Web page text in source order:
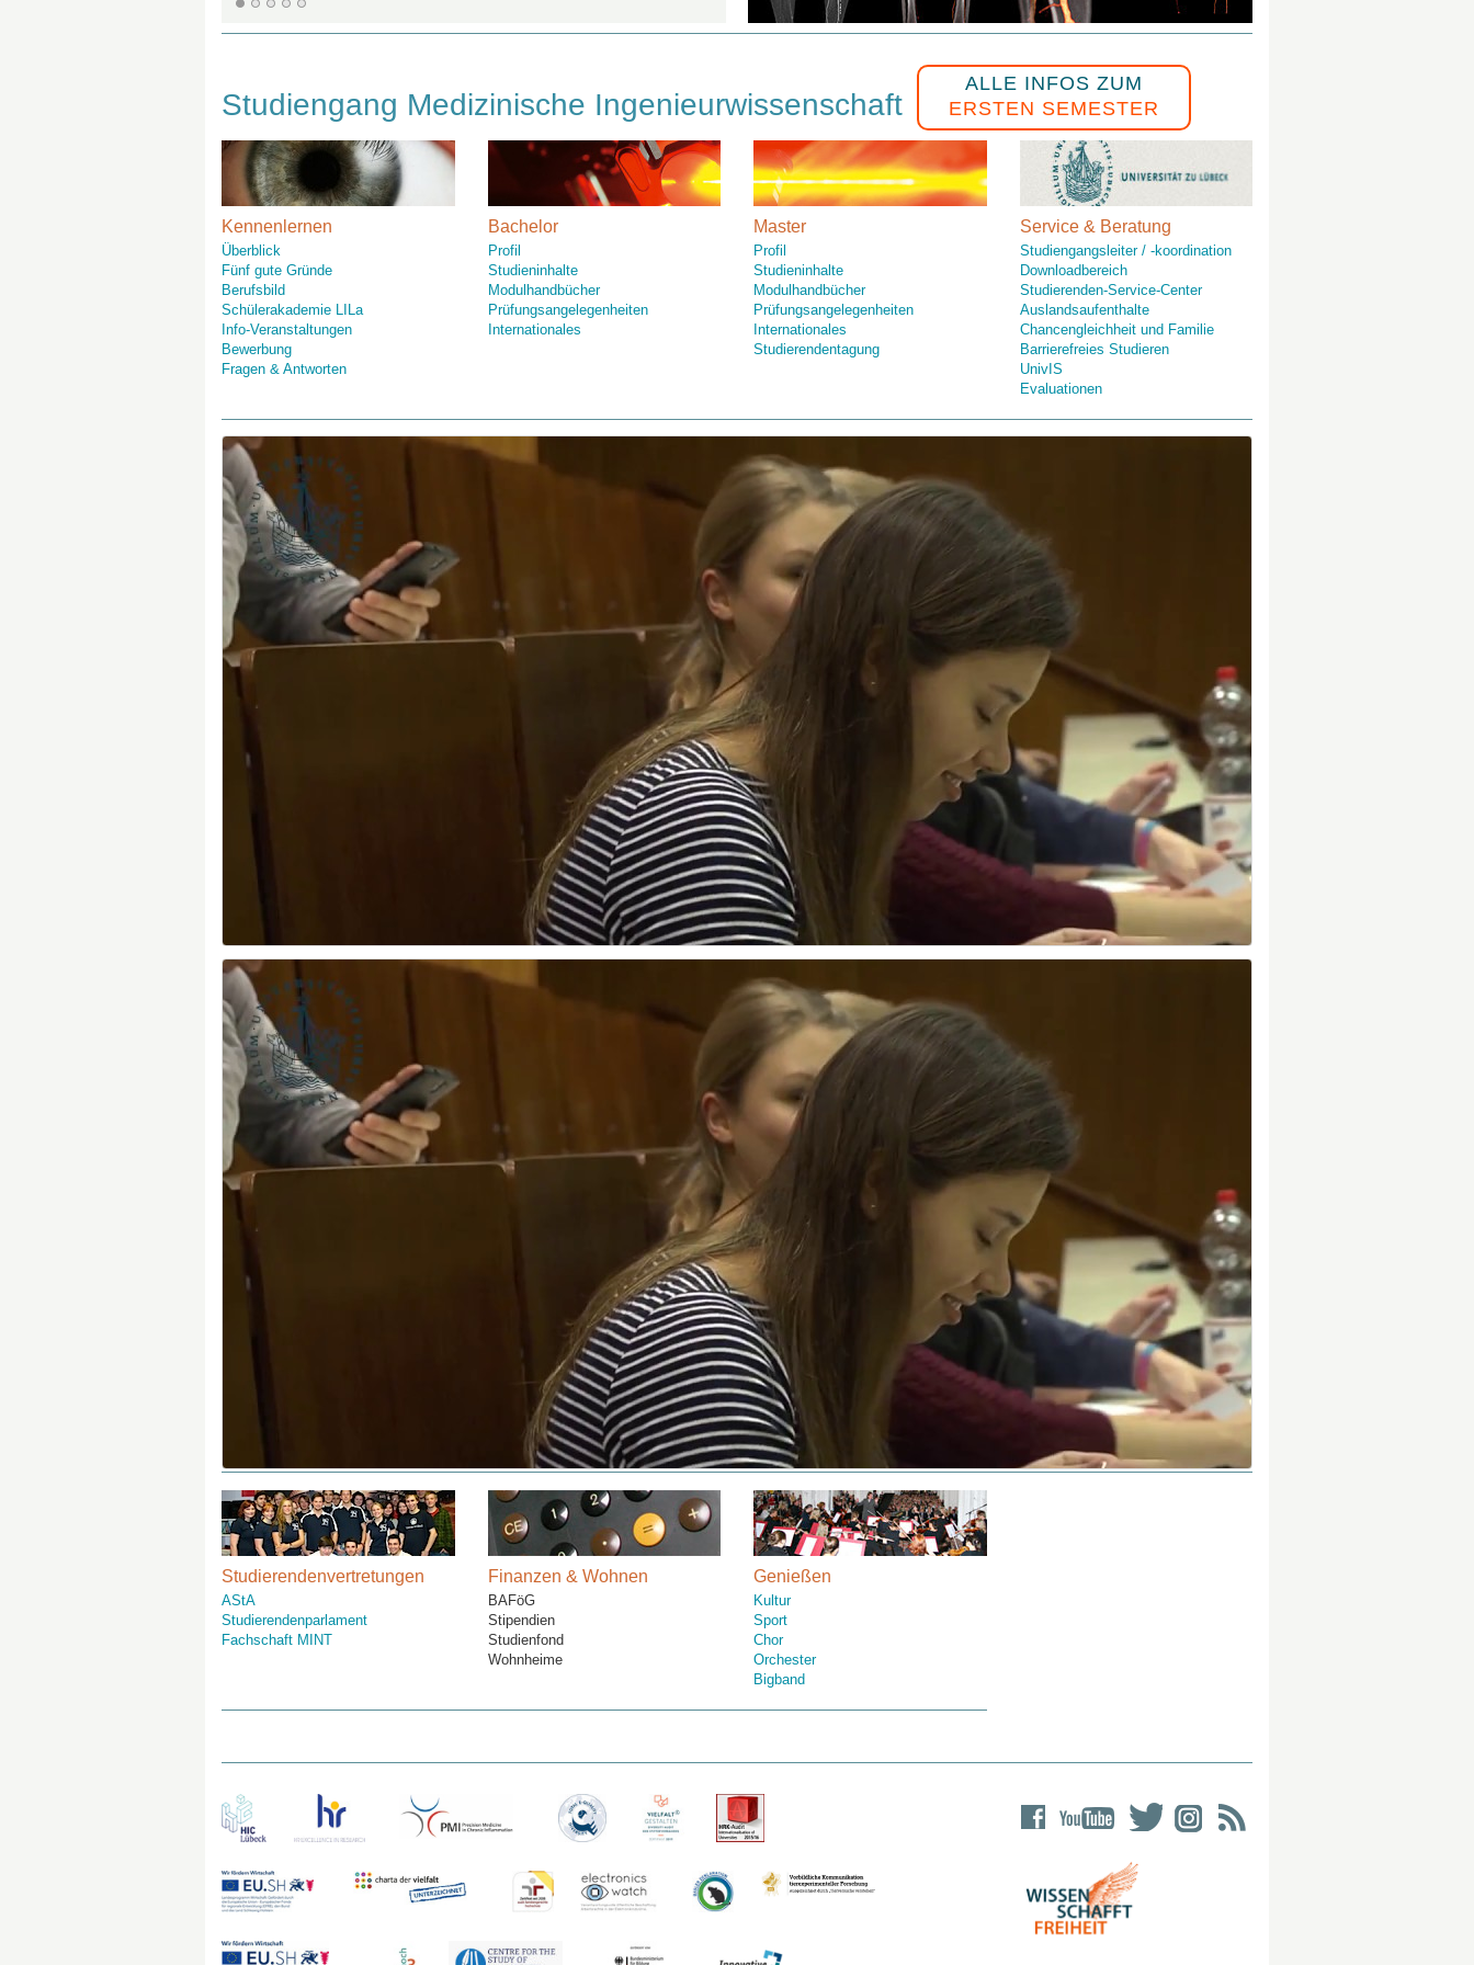
Studiengang Medizinische Ingenieurwissenschaft
ALLE INFOS ZUM
ERSTEN SEMESTER
Kennenlernen
Überblick
Fünf gute Gründe
Berufsbild
Schülerakademie LILa
Info-Veranstaltungen
Bewerbung
Fragen & Antworten
Bachelor
Profil
Studieninhalte
Modulhandbücher
Prüfungsangelegenheiten
Internationales
Master
Profil
Studieninhalte
Modulhandbücher
Prüfungsangelegenheiten
Internationales
Studierendentagung
Service & Beratung
Studiengangsleiter / -koordination
Downloadbereich
Studierenden-Service-Center
Auslandsaufenthalte
Chancengleichheit und Familie
Barrierefreies Studieren
UnivIS
Evaluationen
Studierendenvertretungen
AStA
Studierendenparlament
Fachschaft MINT
Finanzen & Wohnen
BAFöG
Stipendien
Studienfond
Wohnheime
Genießen
Kultur
Sport
Chor
Orchester
Bigband